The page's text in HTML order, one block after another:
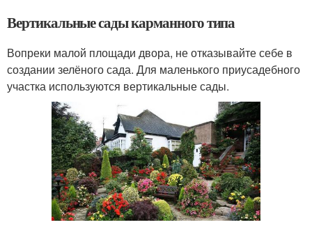
Вертикальные сады карманного типа
Вопреки малой площади двора, не отказывайте себе в
создании зелёного сада. Для маленького приусадебного
участка используются вертикальные сады.